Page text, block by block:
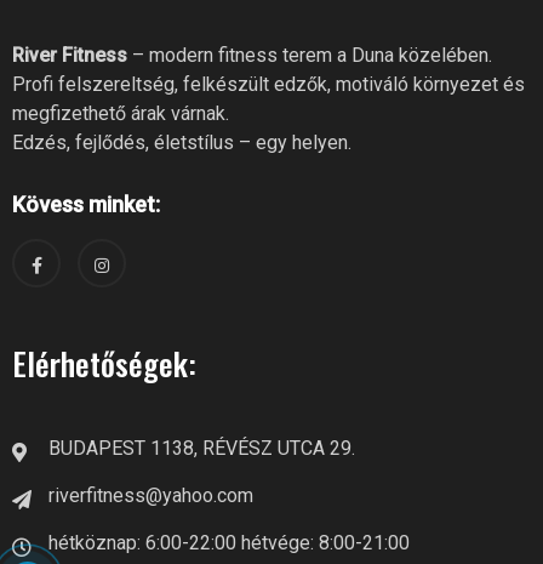
River Fitness – modern fitness terem a Duna közelében.
Profi felszereltség, felkészült edzők, motiváló környezet és
megfizethető árak várnak.
Edzés, fejlődés, életstílus – egy helyen.
Kövess minket:
Elérhetőségek:
BUDAPEST 1138, RÉVÉSZ UTCA 29.
riverfitness@yahoo.com
hétköznap: 6:00-22:00 hétvége: 8:00-21:00